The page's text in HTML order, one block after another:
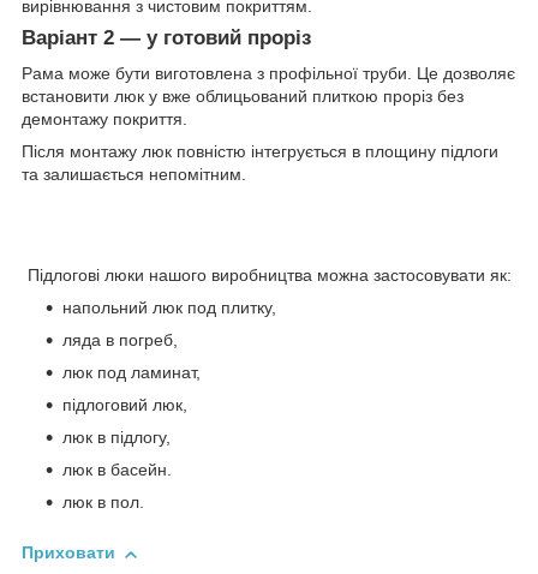
вирівнювання з чистовим покриттям.
Варіант 2 — у готовий проріз
Рама може бути виготовлена з профільної труби. Це дозволяє
встановити люк у вже облицьований плиткою проріз без
демонтажу покриття.
Після монтажу люк повністю інтегрується в площину підлоги
та залишається непомітним.
Підлогові люки нашого виробництва можна застосовувати як:
напольний люк под плитку,
ляда в погреб,
люк под ламинат,
підлоговий люк,
люк в підлогу,
люк в басейн.
люк в пол.
Приховати